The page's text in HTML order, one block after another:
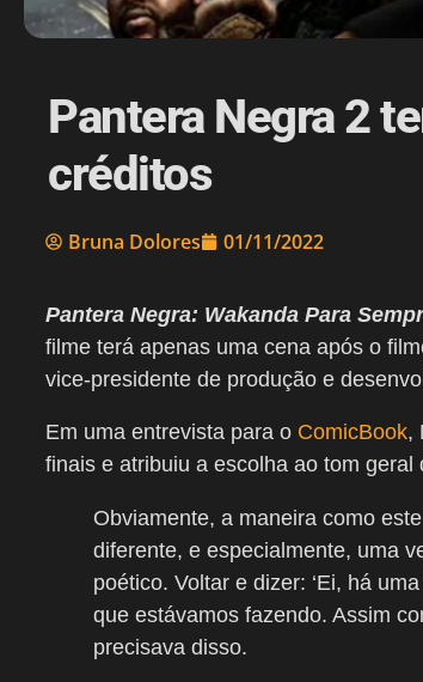
Pantera Negra 2
créditos
Bruna Dolores 01/11/2022
Pantera Negra: Wakanda Para
filme terá apenas uma cena após o
vice-presidente de produção e
Em uma entrevista para o ComicBook,
finais e atribuiu a escolha ao tom
Obviamente, a maneira como
diferente, e especialmente, uma
poético. Voltar e dizer: ‘Ei, há
que estávamos fazendo. Assim
precisava disso.